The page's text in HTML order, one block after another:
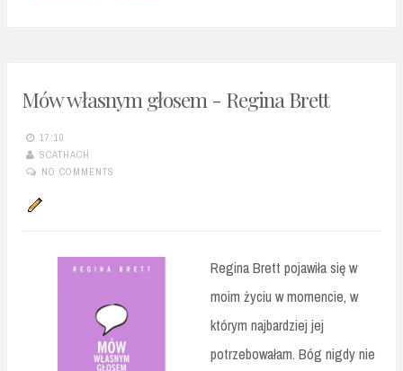
Mów własnym głosem - Regina Brett
17:10
SCATHACH
NO COMMENTS
Regina Brett pojawiła się w
moim życiu w momencie, w
którym najbardziej jej
potrzebowałam. Bóg nigdy nie